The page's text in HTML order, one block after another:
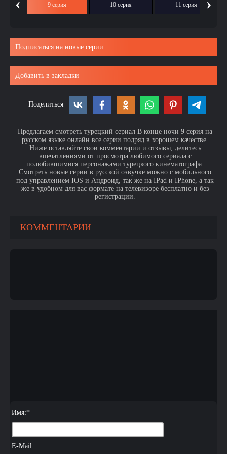
9 серия 10 серия 11 серия
Подписаться на новые серии
Добавить в закладки
Поделиться
Предлагаем смотреть турецкий сериал В конце ночи 9 серия на
русском языке онлайн все серии подряд в хорошем качестве.
Ниже оставляйте свои комментарии и отзывы, делитесь
впечатлениями от просмотра любимого сериала с
полюбившимися персонажами турецкого кинематографа.
Смотреть новые серии в русской озвучке можно с мобильного
под управлением IOS и Андроид, так же на IPad и IPhone, а так
же в удобном для вас формате на телевизоре бесплатно и без
регистрации.
КОММЕНТАРИИ
Имя:*
E-Mail: